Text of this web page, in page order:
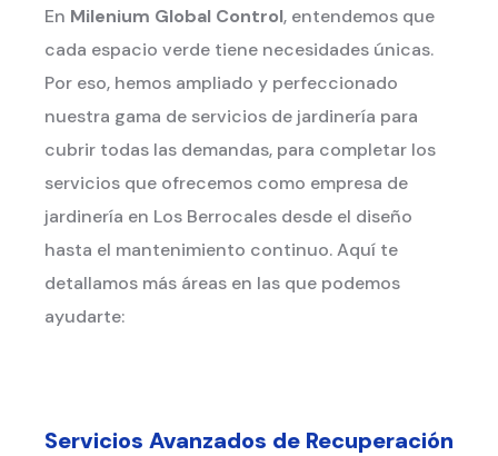
En Milenium Global Control, entendemos que
cada espacio verde tiene necesidades únicas.
Por eso, hemos ampliado y perfeccionado
nuestra gama de servicios de jardinería para
cubrir todas las demandas, para completar los
servicios que ofrecemos como empresa de
jardinería en Los Berrocales desde el diseño
hasta el mantenimiento continuo. Aquí te
detallamos más áreas en las que podemos
ayudarte:
Servicios Avanzados de Recuperación